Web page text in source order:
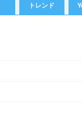
トレンド